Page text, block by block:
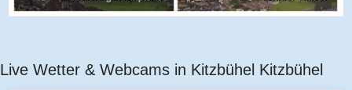
Live Wetter & Webcams in Kitzbühel Kitzbühel